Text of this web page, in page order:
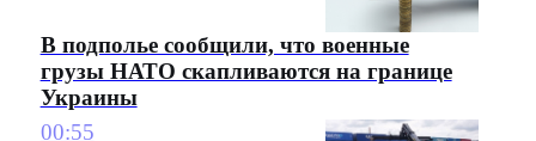
В подполье сообщили, что военные
грузы НАТО скапливаются на границе
Украины
00:55